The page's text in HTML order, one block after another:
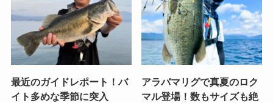
最近のガイドレポート！バ
イト多めな季節に突入
アラバマリグで真夏のロク
マル登場！数もサイズも絶